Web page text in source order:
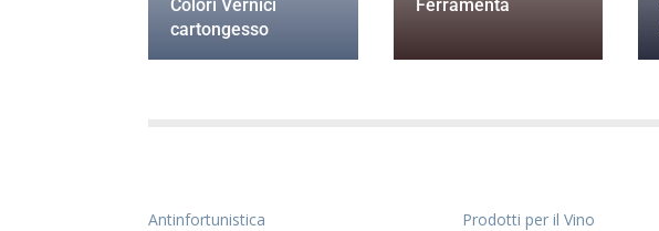
Colori Vernici
cartongesso
Ferramenta
Antinfortunistica
Prodotti per il Vino